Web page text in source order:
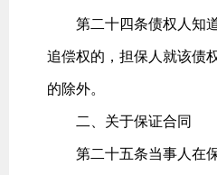
第二十四条债权人知道
追偿权的，担保人就该债
的除外。
二、关于保证合同
第二十五条当事人在保